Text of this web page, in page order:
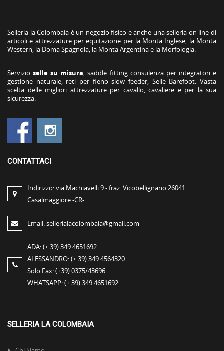
Selleria la Colombaia è un negozio fisico e anche una selleria on line di
articoli e attrezzature per equitazione per la Monta Inglese, la Monta
Western, la Doma Spagnola, la Monta Argentina e la Morfologia.
Servizioselle su misura, saddle fitting consulenza per integratori e
gestione naturale, reti per fieno slow feeder, Selle Barefoot. Vasta
scelta delle migliori attrezzature per cavallo, cavaliere e per la sua
sicurezza.
CONTATTACI
Indirizzo:via Machiavelli 9 - fraz. Vicobellignano 26041
Casalmaggiore -CR-
Email:sellerialacolombaia@gmail.com
ADA:(+ 39) 349 4651692
ALESSANDRO:(+ 39) 349 4564320
Solo Fax:(+39) 0375/43696
WHATSAPP:(+ 39) 349 4651692
SELLERIA LA COLOMBAIA